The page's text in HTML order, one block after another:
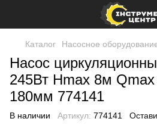
Каталог Насосное
Насос
245Вт Hmax 8м
180мм 774141
В наличии Артикул: 774141